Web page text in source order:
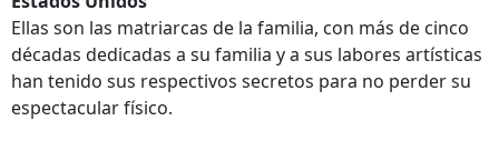
Ellas son las matriarcas de la familia, con más de cinco
décadas dedicadas a su familia y a sus labores artísticas
han tenido sus respectivos secretos para no perder su
espectacular físico.